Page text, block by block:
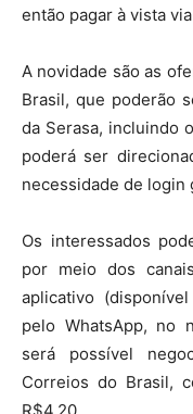
então pagar à vista
A novidade são as
Brasil, que poderão
da Serasa, incluindo
poderá ser
necessidade de login
Os interessados
por meio dos
aplicativo
pelo WhatsApp, no
será possível
Correios do Brasil,